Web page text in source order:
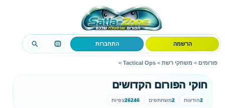
הרשמה התחברות
פורומים > משחקי רשת >
Tactical Ops
>
חוקי הפורום הקדושים
2הודעות 2משתתפים 26246צפיות